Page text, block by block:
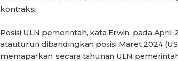
kontraksi.
Posisi ULN pemerintah, kata Erwin, pada April
atauturun dibandingkan posisi Maret 2024
memaparkan, secara tahunan ULN